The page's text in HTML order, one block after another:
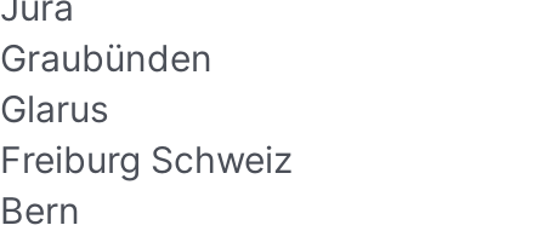
Graubünden
Glarus
Freiburg Schweiz
Bern